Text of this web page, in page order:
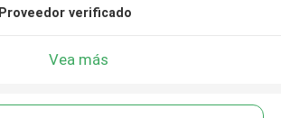
Proveedor verificado
Vea más